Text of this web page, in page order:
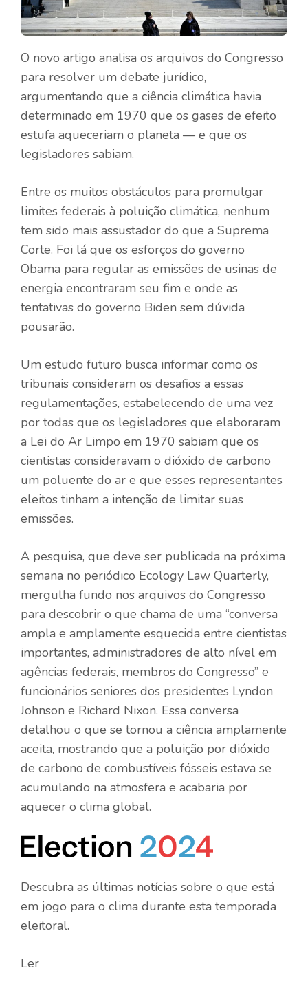
O novo artigo analisa os arquivos do Congresso
para resolver um debate jurídico,
argumentando que a ciência climática havia
determinado em 1970 que os gases de efeito
estufa aqueceriam o planeta — e que os
legisladores sabiam.
Entre os muitos obstáculos para promulgar
limites federais à poluição climática, nenhum
tem sido mais assustador do que a Suprema
Corte. Foi lá que os esforços do governo
Obama para regular as emissões de usinas de
energia encontraram seu fim e onde as
tentativas do governo Biden sem dúvida
pousarão.
Um estudo futuro busca informar como os
tribunais consideram os desafios a essas
regulamentações, estabelecendo de uma vez
por todas que os legisladores que elaboraram
a Lei do Ar Limpo em 1970 sabiam que os
cientistas consideravam o dióxido de carbono
um poluente do ar e que esses representantes
eleitos tinham a intenção de limitar suas
emissões.
A pesquisa, que deve ser publicada na próxima
semana no periódico Ecology Law Quarterly,
mergulha fundo nos arquivos do Congresso
para descobrir o que chama de uma “conversa
ampla e amplamente esquecida entre cientistas
importantes, administradores de alto nível em
agências federais, membros do Congresso” e
funcionários seniores dos presidentes Lyndon
Johnson e Richard Nixon. Essa conversa
detalhou o que se tornou a ciência amplamente
aceita, mostrando que a poluição por dióxido
de carbono de combustíveis fósseis estava se
acumulando na atmosfera e acabaria por
aquecer o clima global.
Descubra as últimas notícias sobre o que está
em jogo para o clima durante esta temporada
eleitoral.
Ler